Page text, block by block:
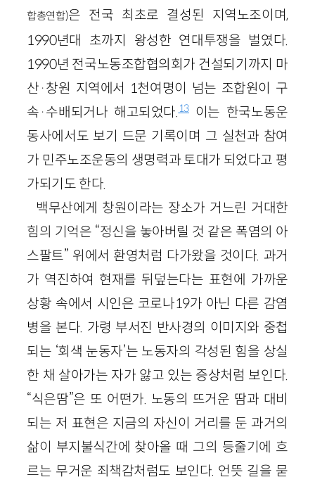
합총연합)은 전국 최초로 결성된 지역노조이며,
1990년대 초까지 왕성한 연대투쟁을 벌였다.
1990년 전국노동조합협의회가 건설되기까지 마
산·창원 지역에서 1천여명이 넘는 조합원이 구
속·수배되거나 해고되었다.13이는 한국노동운
동사에서도 보기 드문 기록이며 그 실천과 참여
가 민주노조운동의 생명력과 토대가 되었다고 평
가되기도 한다.
백무산에게 창원이라는 장소가 거느린 거대한
힘의 기억은 “정신을 놓아버릴 것 같은 폭염의 아
스팔트” 위에서 환영처럼 다가왔을 것이다. 과거
가 역진하여 현재를 뒤덮는다는 표현에 가까운
상황 속에서 시인은 코로나19가 아닌 다른 감염
병을 본다. 가령 부서진 반사경의 이미지와 중첩
되는 ‘회색 눈동자’는 노동자의 각성된 힘을 상실
한 채 살아가는 자가 앓고 있는 증상처럼 보인다.
“식은땀”은 또 어떤가. 노동의 뜨거운 땀과 대비
되는 저 표현은 지금의 자신이 거리를 둔 과거의
삶이 부지불식간에 찾아올 때 그의 등줄기에 흐
르는 무거운 죄책감처럼도 보인다. 언뜻 길을 묻